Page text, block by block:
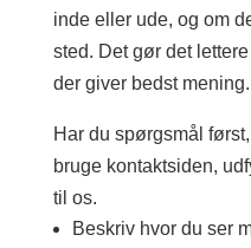
inde eller ude, og om
sted. Det gør det
der giver bedst mening.
Har du spørgsmål
bruge kontaktsiden,
til os.
Beskriv hvor du ser